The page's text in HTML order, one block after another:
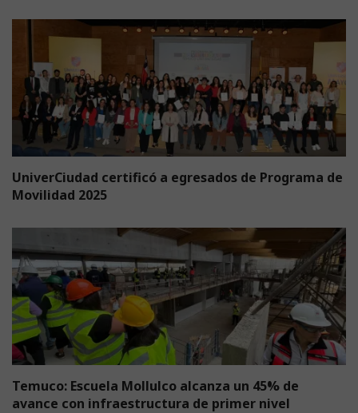
UniverCiudad certificó a egresados de Programa de
Movilidad 2025
Temuco: Escuela Mollulco alcanza un 45% de
avance con infraestructura de primer nivel